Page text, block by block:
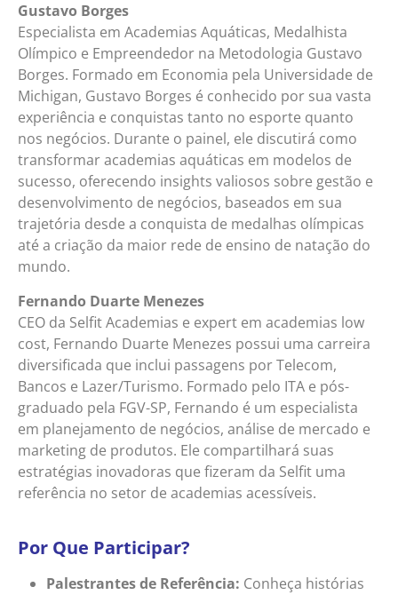
Gustavo Borges
Especialista em Academias Aquáticas, Medalhista
Olímpico e Empreendedor na Metodologia Gustavo
Borges. Formado em Economia pela Universidade de
Michigan, Gustavo Borges é conhecido por sua vasta
experiência e conquistas tanto no esporte quanto
nos negócios. Durante o painel, ele discutirá como
transformar academias aquáticas em modelos de
sucesso, oferecendo insights valiosos sobre gestão e
desenvolvimento de negócios, baseados em sua
trajetória desde a conquista de medalhas olímpicas
até a criação da maior rede de ensino de natação do
mundo.
Fernando Duarte Menezes
CEO da Selfit Academias e expert em academias low
cost, Fernando Duarte Menezes possui uma carreira
diversificada que inclui passagens por Telecom,
Bancos e Lazer/Turismo. Formado pelo ITA e pós-
graduado pela FGV-SP, Fernando é um especialista
em planejamento de negócios, análise de mercado e
marketing de produtos. Ele compartilhará suas
estratégias inovadoras que fizeram da Selfit uma
referência no setor de academias acessíveis.
Por Que Participar?
Palestrantes de Referência: Conheça histórias